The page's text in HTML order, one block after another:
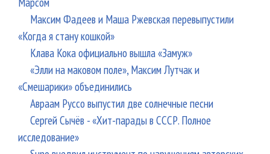
Максим Фадеев и Маша Ржевская перевыпустили
«Когда я стану кошкой»
Клава Кока официально вышла «Замуж»
«Элли на маковом поле», Максим Лутчак и
«Смешарики» объединились
Авраам Руссо выпустил две солнечные песни
Сергей Сычёв - «Хит-парады в СССР. Полное
исследование»